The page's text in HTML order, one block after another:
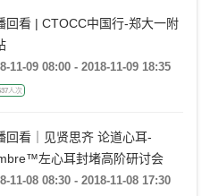
回看 | CTOCC中国行-郑大一附
11-09 08:00 - 2018-11-09 18:35
人次
回看｜见贤思齐 论道心耳-
左心耳封堵高阶研讨会
11-08 08:30 - 2018-11-08 17:30